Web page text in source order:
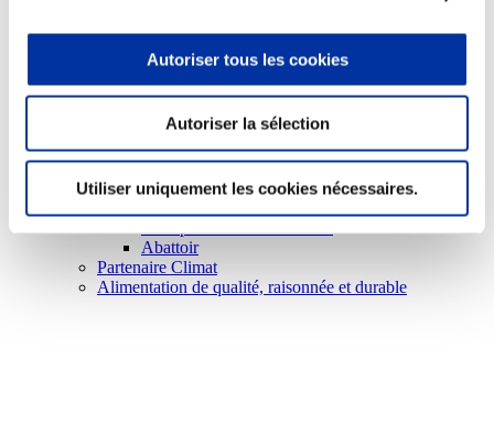
Autoriser tous les cookies
Autoriser la sélection
Utiliser uniquement les cookies nécessaires.
Abattoir
Partenaire Climat
Alimentation de qualité, raisonnée et durable